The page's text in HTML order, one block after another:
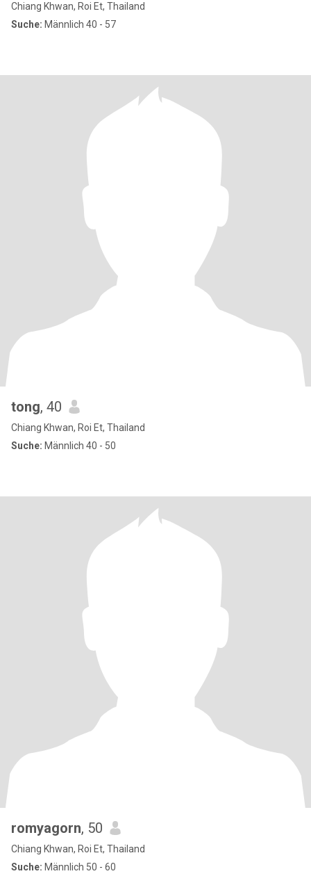
Chiang Khwan, Roi Et, Thailand
Suche: Männlich 40 - 57
tong, 40
Chiang Khwan, Roi Et, Thailand
Suche: Männlich 40 - 50
romyagorn, 50
Chiang Khwan, Roi Et, Thailand
Suche: Männlich 50 - 60